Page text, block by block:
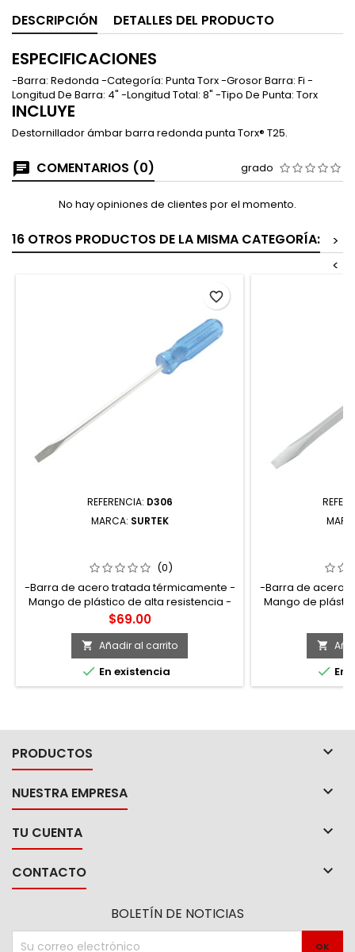
DESCRIPCIÓN DETALLES DEL PRODUCTO
ESPECIFICACIONES
-Barra: Redonda -Categoría: Punta Torx -Grosor Barra: Fi -
Longitud De Barra: 4" -Longitud Total: 8" -Tipo De Punta: Torx
INCLUYE
Destornillador ámbar barra redonda punta Torx® T25.
COMENTARIOS (0) grado
No hay opiniones de clientes por el momento.
16 OTROS PRODUCTOS DE LA MISMA CATEGORÍA:
>
<
REFERENCIA: D306
MARCA: SURTEK
5/16" X 6" SURTEK
(0)
-Barra de acero tratada térmicamente -
Mango de plástico de alta resistencia -
Mango inyectado para hacer sólido el
ensamble, evita que se desprenda o
gire la barra -Punta plana
Precio
$69.00
 Añadir al carrito
 En existencia
favorite_border
-Barra de acero
Mango de
ensamble,
gire la

 En
PRODUCTOS 
NUESTRA EMPRESA 
TU CUENTA 
CONTACTO 
BOLETÍN DE NOTICIAS